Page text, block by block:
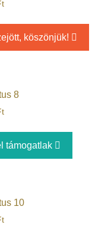
köszönjük!
8
támogatlak
10